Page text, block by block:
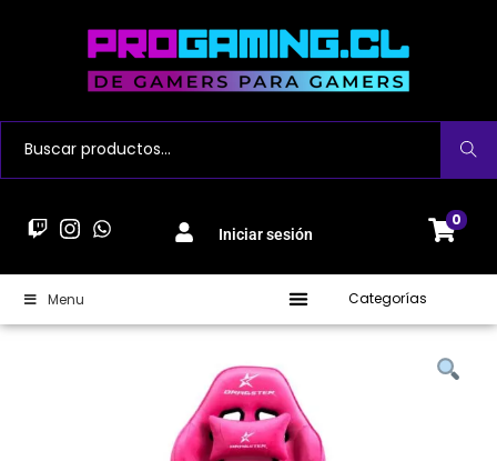
Buscar
Iniciar sesión
0
Menu Categorías